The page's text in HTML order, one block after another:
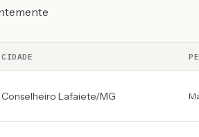
CIDADE
Conselheiro Lafaiete/MG